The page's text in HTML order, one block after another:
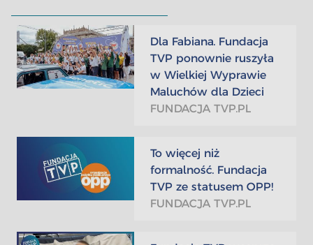
Dla Fabiana. Fundacja
TVP ponownie ruszyła
w Wielkiej Wyprawie
Maluchów dla Dzieci
FUNDACJA TVP.PL
To więcej niż
formalność. Fundacja
TVP ze statusem OPP!
FUNDACJA TVP.PL